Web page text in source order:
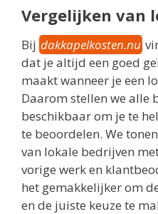
Vergelijken van
Bij dakkapelkosten.nu
dat je altijd een goed
maakt wanneer je een
Daarom stellen we alle
beschikbaar om je te
te beoordelen. We
van lokale bedrijven
vorige werk en
het gemakkelijker om
en de juiste keuze te